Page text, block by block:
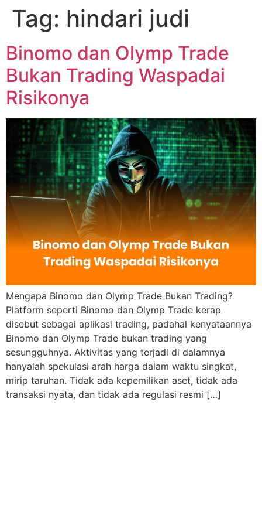
Tag: hindari judi
Binomo dan Olymp Trade
Bukan Trading Waspadai
Risikonya
Mengapa Binomo dan Olymp Trade Bukan Trading?
Platform seperti Binomo dan Olymp Trade kerap
disebut sebagai aplikasi trading, padahal kenyataannya
Binomo dan Olymp Trade bukan trading yang
sesungguhnya. Aktivitas yang terjadi di dalamnya
hanyalah spekulasi arah harga dalam waktu singkat,
mirip taruhan. Tidak ada kepemilikan aset, tidak ada
transaksi nyata, dan tidak ada regulasi resmi […]